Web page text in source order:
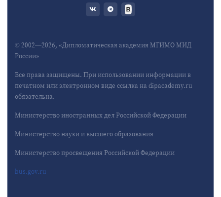
© 2002—2026, «Дипломатическая академия МГИМО МИД
России»
Все права защищены. При использовании информации в
печатном или электронном виде ссылка на dipacademy.ru
обязательна.
Министерство иностранных дел Российской Федерации
Министерство науки и высшего образования
Министерство просвещения Российской Федерации
bus.gov.ru